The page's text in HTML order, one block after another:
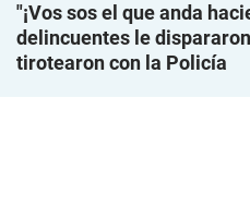
"¡Vos sos el que anda
delincuentes le
tirotearon con la Policía